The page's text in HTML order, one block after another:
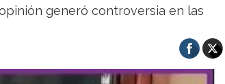
generó controversia en las